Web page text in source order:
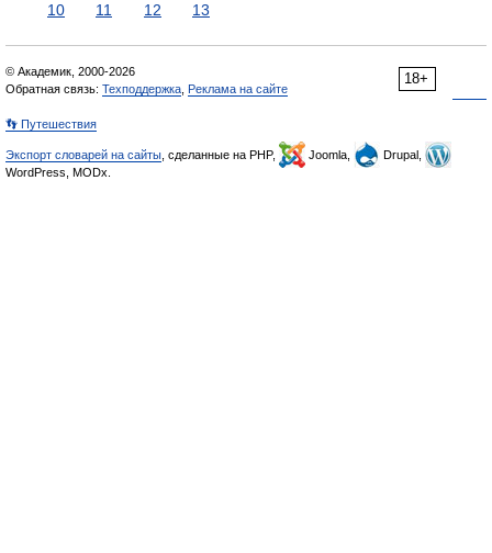
10
11 12 13
18+
© Академик, 2000-2026
Обратная связь: Техподдержка Реклама на сайте
👣 Путешествия
Экспорт словарей на сайты , сделанные на PHP, Joomla,
Drupal,
WordPress, MODx.